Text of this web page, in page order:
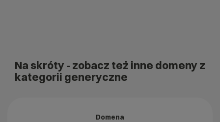
Na skróty - zobacz też inne domeny z
kategorii generyczne
Domena